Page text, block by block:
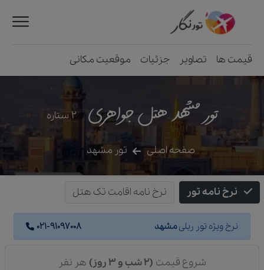
قیمت ها تصاویر جزئیات موقعیت مکانی
تور مشهد هتل جواهری 2 ستاره
صفحه اصلی تور مشهد
نرخ نامه تور نرخ نامه اقامت تک هتل
نرخ ویژه تور ریلیمشهد 021-91097008
شروع قیمت (2 شب و 3 روز) هر نفر